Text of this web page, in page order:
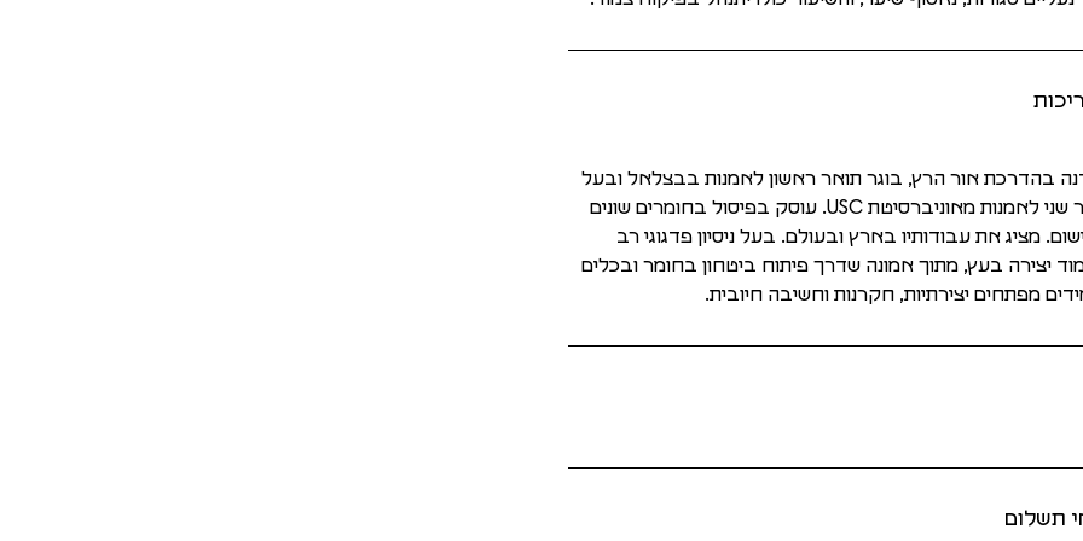
בהדרכת אור הרץ, בוגר תואר ראשון לאמנות בבצלאל ובעל
תואר שני לאמנות מאוניברסיטת USC. עוסק בפיסול בחומרים שונים
מציג את עבודותיו בארץ ובעולם. בעל ניסיון פדגוגי רב
יצירה בעץ, מתוך אמונה שדרך פיתוח ביטחון בחומר ובכלים
מפתחים יצירתיות, חקרנות וחשיבה חיובית.
תשלום